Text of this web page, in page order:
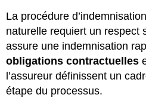
La procédure
naturelle requiert un respect
assure une indemnisation
obligations contractuelles
l’assureur définissent un
étape du processus.